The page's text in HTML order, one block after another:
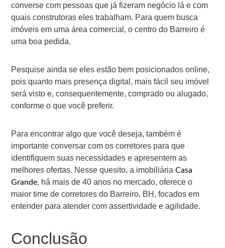
converse com pessoas que já fizeram negócio lá e com
quais construtoras eles trabalham. Para quem busca
imóveis em uma área comercial, o centro do Barreiro é
uma boa pedida.
Pesquise ainda se eles estão bem posicionados online,
pois quanto mais presença digital, mais fácil seu imóvel
será visto e, consequentemente, comprado ou alugado,
conforme o que você preferir.
Para encontrar algo que você deseja, também é
importante conversar com os corretores para que
identifiquem suas necessidades e apresentem as
melhores ofertas. Nesse quesito, a imobiliáriaCasa
Grande, há mais de 40 anos no mercado, oferece o
maior time de corretores do Barreiro, BH, focados em
entender para atender com assertividade e agilidade.
Conclusão